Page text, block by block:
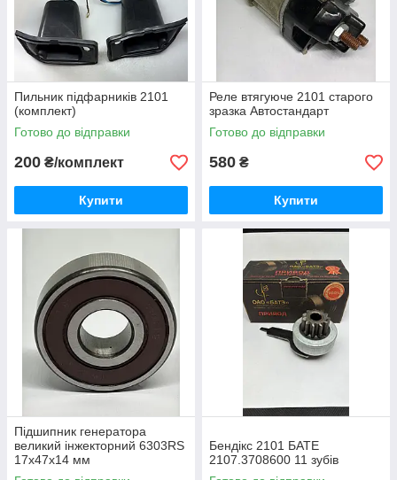
Пильник підфарників 2101
(комплект)
Готово до відправки
200 ₴/комплект
Купити
Реле втягуюче 2101 старого
зразка Автостандарт
Готово до відправки
580 ₴
Купити
Підшипник генератора
великий інжекторний 6303RS
17x47x14 мм
Бендікс 2101 БАТЕ
2107.3708600 11 зубів